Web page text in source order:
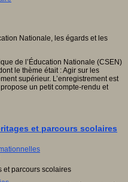
de l’Éducation Nationale (CSEN)
le thème était : Agir sur les
supérieur. L’enregistrement est
un petit compte-rendu et
et parcours scolaires